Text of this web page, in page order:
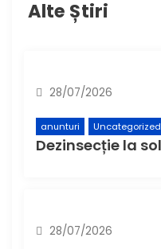
Alte Știri
28/07/2026
anunturi Uncategorized
28/07/2026